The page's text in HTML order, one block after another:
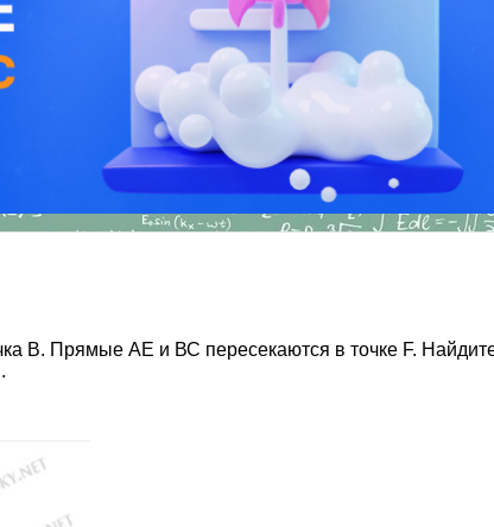
В. Прямые АЕ и ВС пересекаются в точке F.